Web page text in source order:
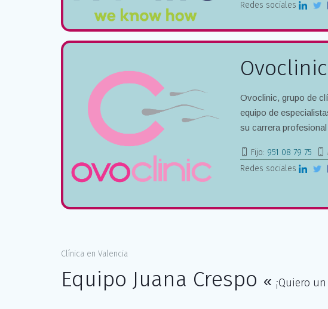
Redes sociales
Ovoclinic
Ovoclinic, grupo de
equipo de
su carrera
Fijo: 951 08 79 75
Redes sociales
Clínica en Valencia
Equipo Juana Crespo « ¡Quiero